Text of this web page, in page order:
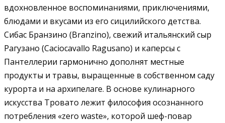
вдохновленное воспоминаниями, приключениями,
блюдами и вкусами из его сицилийского детства.
Сибас Бранзино (Branzino), свежий итальянский сыр
Рагузано (Caciocavallo Ragusano) и каперсы с
Пантеллерии гармонично дополнят местные
продукты и травы, выращенные в собственном саду
курорта и на архипелаге. В основе кулинарного
искусства Тровато лежит философия осознанного
потребления «zero waste», которой шеф-повар